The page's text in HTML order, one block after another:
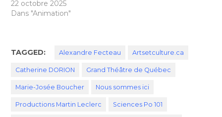
22 octobre 2025
Dans "Animation"
TAGGED: Alexandre Fecteau Artsetculture.ca
Catherine DORION Grand Théâtre de Québec
Marie-Josée Boucher Nous sommes ici
Productions Martin Leclerc Sciences Po 101